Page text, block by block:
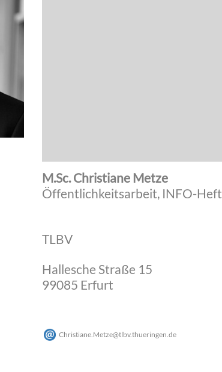
M.Sc. Christiane Metze
Öffentlichkeitsarbeit, INFO-Heft
TLBV
Hallesche Straße 15
99085 Erfurt
Christiane.Metze@tlbv.thueringen .de